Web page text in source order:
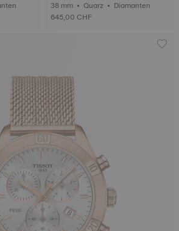
Diamanten
38 mm • Quarz • Diamanten
645,00 CHF